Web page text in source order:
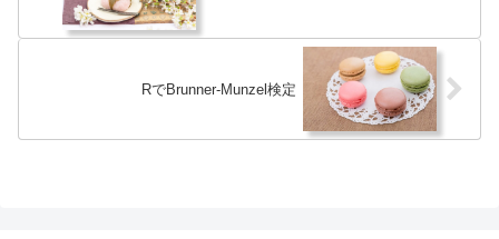
RでBrunner-Munzel検定